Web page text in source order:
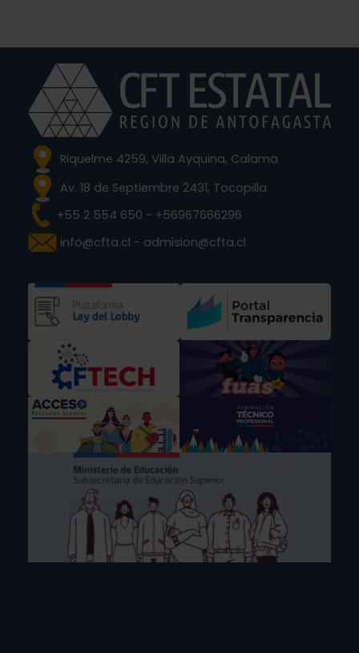
Riquelme 4259, Villa Ayquina, Calama
Av. 18 de Septiembre 2431, Tocopilla
+55 2 554 650 - +56967666296
info@cfta.cl - admision@cfta.cl